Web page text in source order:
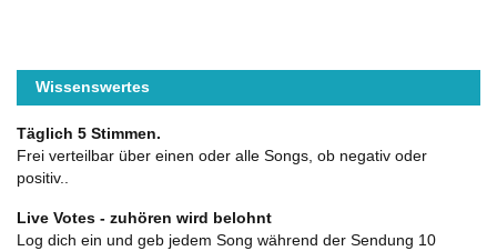
Wissenswertes
Täglich 5 Stimmen.
Frei verteilbar über einen oder alle Songs, ob negativ oder
positiv..
Live Votes - zuhören wird belohnt
Log dich ein und geb jedem Song während der Sendung 10